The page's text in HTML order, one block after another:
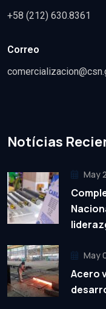
+58 (212) 630.8361
Correo
Notícias
May
May
Acero